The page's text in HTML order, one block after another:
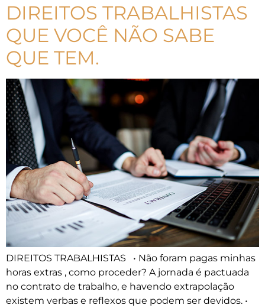
DIREITOS TRABALHISTAS
QUE VOCÊ NÃO SABE
QUE TEM.
DIREITOS TRABALHISTAS • Não foram pagas minhas
horas extras , como proceder? A jornada é pactuada
no contrato de trabalho, e havendo extrapolação
existem verbas e reflexos que podem ser devidos. •